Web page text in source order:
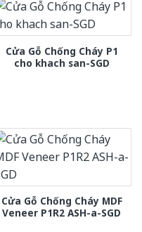
Cửa Gỗ Chống Cháy P1
cho khach san-SGD
Cửa Gỗ Chống Cháy MDF
Veneer P1R2 ASH-a-SGD